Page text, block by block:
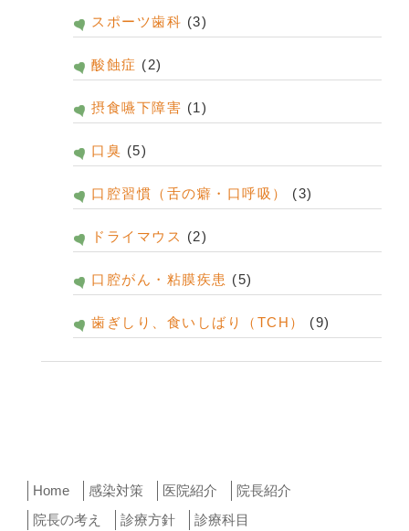
スポーツ歯科 (3)
酸蝕症 (2)
摂食嚥下障害 (1)
口臭 (5)
口腔習慣（舌の癖・口呼吸） (3)
ドライマウス (2)
口腔がん・粘膜疾患 (5)
歯ぎしり、食いしばり（TCH） (9)
Home 感染対策 医院紹介
院長紹介
院長の考え
診療方針
診療科目